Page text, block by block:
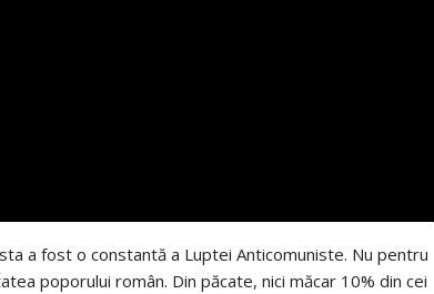
a fost o constantă a Luptei Anticomuniste. Nu pentru
poporului român. Din păcate, nici măcar 10% din cei